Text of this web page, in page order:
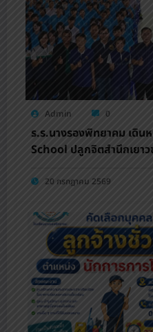
Admin 0
ร.ร.นางรองพิทยาคม เดิน
School ปลูกจิตสำนึกเยา
20 กรกฎาคม 2569